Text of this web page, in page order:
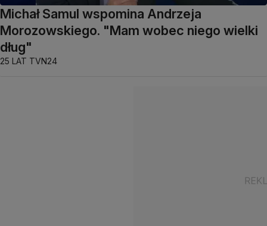
Michał Samul wspomina Andrzeja
Morozowskiego. "Mam wobec niego wielki
dług"
25 LAT TVN24